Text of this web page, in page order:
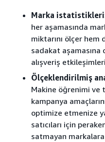
Marka
her aşamasında
miktarını ölçer hem
sadakat
alışveriş
Ölçeklendirilmiş
Makine öğrenimi ve
kampanya
optimize etmenize
satıcıları için
satmayan